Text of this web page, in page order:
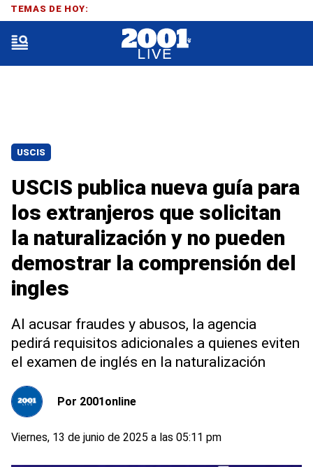
USCIS
USCIS publica nueva guía para
los extranjeros que solicitan
la naturalización y no pueden
demostrar la comprensión del
ingles
Al acusar fraudes y abusos, la agencia
pedirá requisitos adicionales a quienes eviten
el examen de inglés en la naturalización
Por 2001online
Viernes, 13 de junio de 2025 a las 05:11 pm
TEMAS DE HOY: